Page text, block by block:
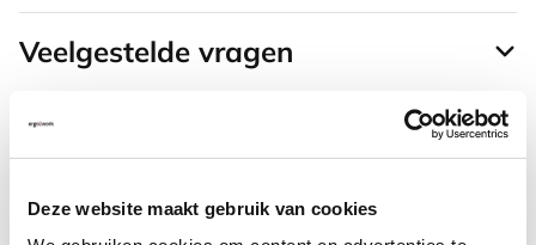
Deze website maakt gebruik van cookies
Veelgestelde vragen